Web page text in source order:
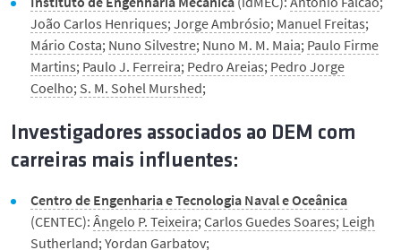
João Carlos Henriques;Jorge Ambrósio; Manuel Freitas;
Mário Costa; Nuno Silvestre; Nuno M. M. Maia; Paulo Firme
Martins; Paulo J. Ferreira; Pedro Areias; Pedro Jorge
Coelho; S. M. Sohel Murshed;
Investigadores associados ao DEM com
carreiras mais influentes:
Centro de Engenharia e Tecnologia Naval e Oceânica
(CENTEC):Ângelo P. Teixeira;Carlos Guedes Soares; Leigh
Sutherland;Yordan Garbatov;